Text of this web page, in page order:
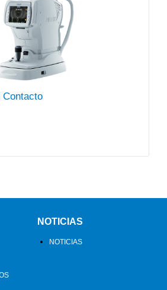
Contacto
NOTICIAS
NOTICIAS